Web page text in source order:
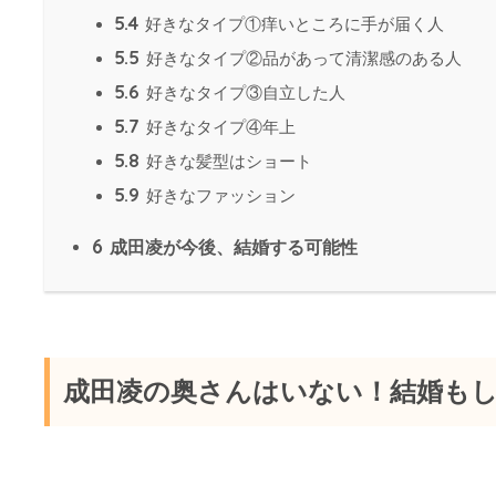
5.4 好きなタイプ①痒いところに手が届く人
5.5 好きなタイプ②品があって清潔感のある人
5.6 好きなタイプ③自立した人
5.7 好きなタイプ④年上
5.8 好きな髪型はショート
5.9 好きなファッション
6 成田凌が今後、結婚する可能性
成田凌の奥さんはいない！結婚も